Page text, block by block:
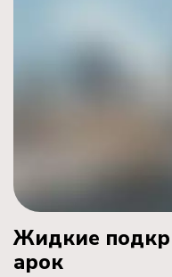
Жидкие
арок